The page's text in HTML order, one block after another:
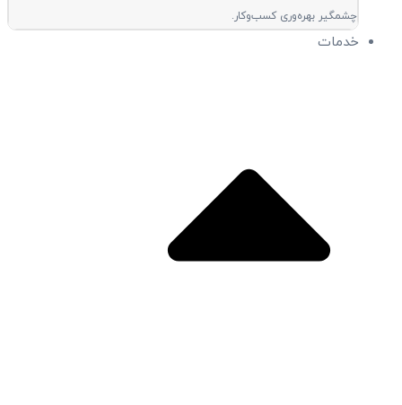
چشمگیر بهره‌وری کسب‌وکار.
خدمات